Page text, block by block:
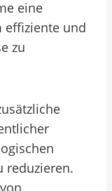
eine
effiziente und
zu
reduzieren.